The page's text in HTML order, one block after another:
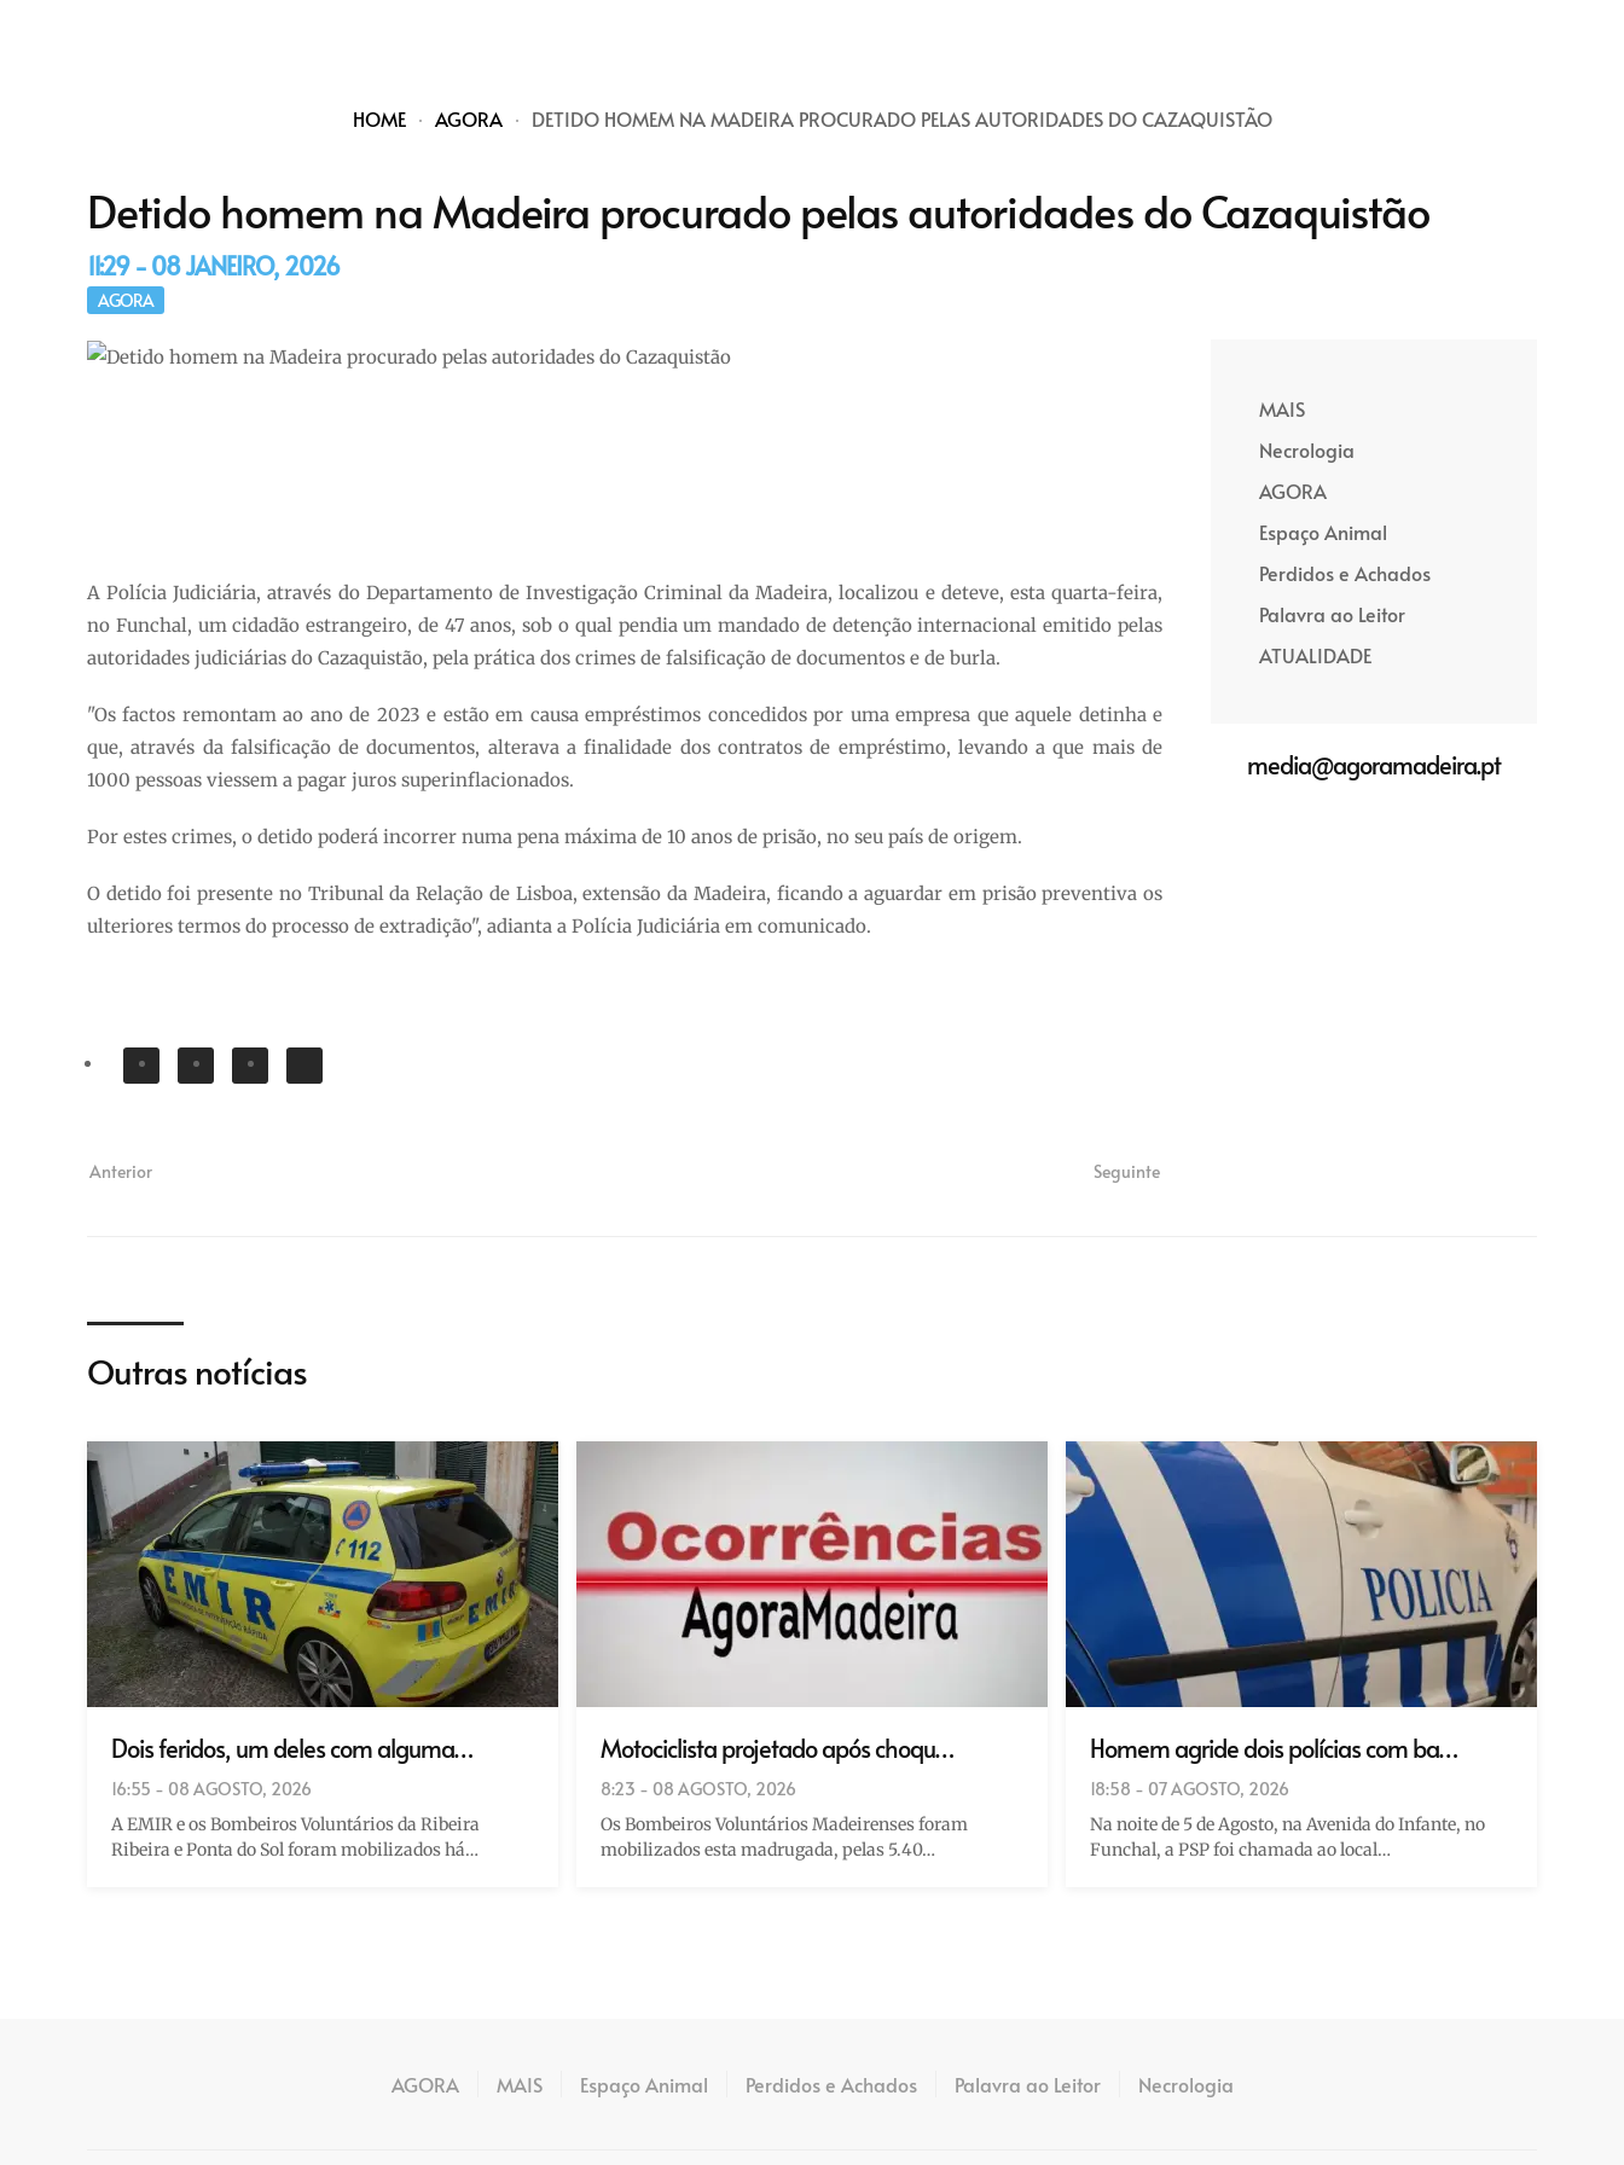
HOME AGORA DETIDO HOMEM NA MADEIRA PROCURADO PELAS AUTORIDADES DO CAZAQUISTÃO
Detido homem na Madeira procurado pelas autoridades do Cazaquistão
11:29 - 08 JANEIRO, 2026
AGORA
A Polícia Judiciária, através do Departamento de Investigação Criminal da Madeira, localizou e deteve, esta quarta-feira,
no Funchal, um cidadão estrangeiro, de 47 anos, sob o qual pendia um mandado de detenção internacional emitido pelas
autoridades judiciárias do Cazaquistão, pela prática dos crimes de falsificação de documentos e de burla.
"Os factos remontam ao ano de 2023 e estão em causa empréstimos concedidos por uma empresa que aquele detinha e
que, através da falsificação de documentos, alterava a finalidade dos contratos de empréstimo, levando a que mais de
1000 pessoas viessem a pagar juros superinflacionados.
Por estes crimes, o detido poderá incorrer numa pena máxima de 10 anos de prisão, no seu país de origem.
O detido foi presente no Tribunal da Relação de Lisboa, extensão da Madeira, ficando a aguardar em prisão preventiva os
ulteriores termos do processo de extradição", adianta a Polícia Judiciária em comunicado.
Anterior Seguinte
MAIS
Necrologia
AGORA
Espaço Animal
Perdidos e Achados
Palavra ao Leitor
ATUALIDADE
media@agoramadeira.pt
Outras notícias
Dois feridos, um deles com alguma…
16:55 - 08 AGOSTO, 2026
A EMIR e os Bombeiros Voluntários da Ribeira
Ribeira e Ponta do Sol foram mobilizados há…
Motociclista projetado após choqu…
8:23 - 08 AGOSTO, 2026
Os Bombeiros Voluntários Madeirenses foram
mobilizados esta madrugada, pelas 5.40…
Homem agride dois polícias com ba…
18:58 - 07 AGOSTO, 2026
Na noite de 5 de Agosto, na Avenida do Infante, no
Funchal, a PSP foi chamada ao local…
AGORA MAIS Espaço Animal Perdidos e Achados Palavra ao Leitor Necrologia